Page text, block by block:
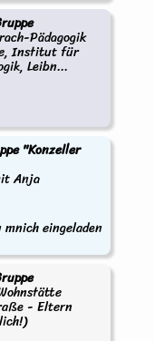
Pädagogik
Institut für
Leibn...
"Konzeller
Anja
mnich eingeladen
- Eltern